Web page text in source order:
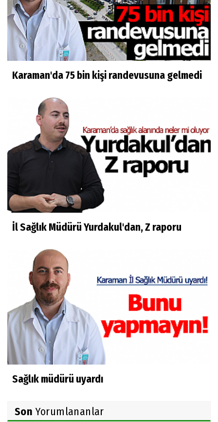
Karaman'da 75 bin kişi randevusuna gelmedi
İl Sağlık Müdürü Yurdakul'dan, Z raporu
Sağlık müdürü uyardı
Son Yorumlananlar